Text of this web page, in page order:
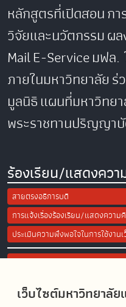
เว็บไซต์มหาวิทยาลั
หลักสูตรที่เปิดสอนก
วิจัยและนวัตกรรมผ
MailE-Serviceมฟล.
ภายในมหาวิทยาลัยร่
มูลนิธิแผนที่มหาวิทย
พระราชทานปริญญา
ร้องเรียน/แสดงควา
สายตรงอธิการบดี
การแจ้งเรื่องร้องเรียน/แสดงความ
ประเมินความพึงพอใจในการใช้งาน
Site Map